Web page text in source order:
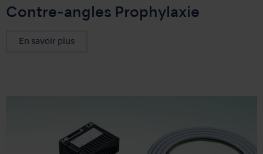
Contre-angles Prophylaxie
En savoir plus